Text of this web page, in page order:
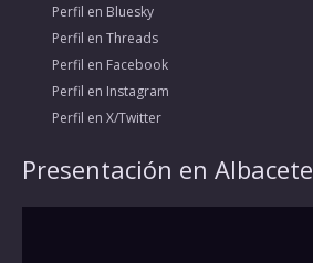
Perfil en Bluesky
Perfil en Threads
Perfil en Facebook
Perfil en Instagram
Perfil en X/Twitter
Presentación en Albacete